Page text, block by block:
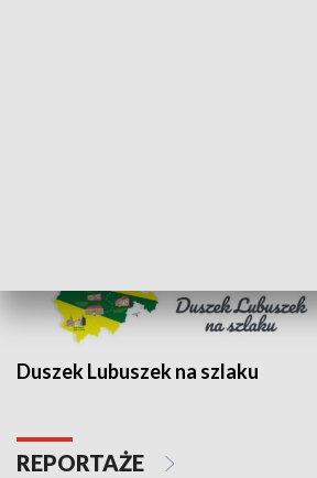
Duszek Lubuszek na szlaku
REPORTAŻE